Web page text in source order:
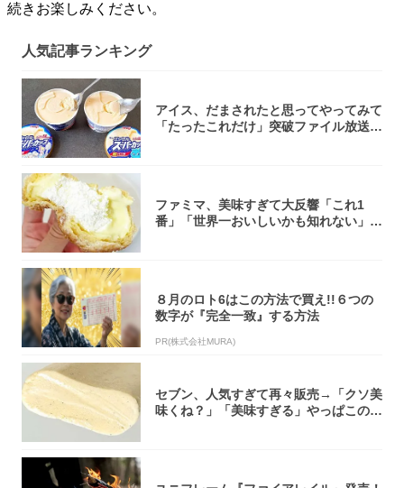
続きお楽しみください。
人気記事ランキング
アイス、だまされたと思ってやってみて
「たったこれだけ」突破ファイル放送で
ファミマ、美味すぎて大反響「これ1
番」「世界一おいしいかも知れない」
８月のロト6はこの方法で買え!!６つの
数字が『完全一致』する方法
PR(株式会社MURA)
セブン、人気すぎて再々販売→「クソ美
味くね？」「美味すぎる」やっぱこのク